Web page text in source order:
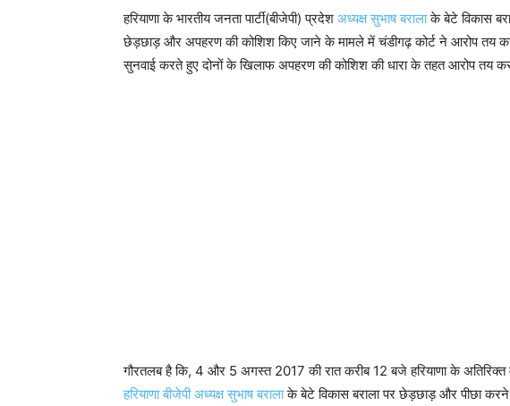
हरियाणा के भारतीय जनता पार्टी(बीजेपी) प्रदेश अध्यक्ष सुभाष बरालाके बेटे विकास
छेड़छाड़ और अपहरण की कोशिश किए जाने के मामले में चंडीगढ़ कोर्ट ने आरोप तय
सुनवाई करते हुए दोनों के खिलाफ अपहरण की कोशिश की धारा के तहत आरोप तय
गौरतलब है कि, 4 और 5 अगस्त 2017 की रात करीब 12 बजे हरियाणा के
हरियाणा बीजेपी अध्यक्ष सुभाष बरालाके बेटे विकास बराला पर छेड़छाड़ और पीछा करने